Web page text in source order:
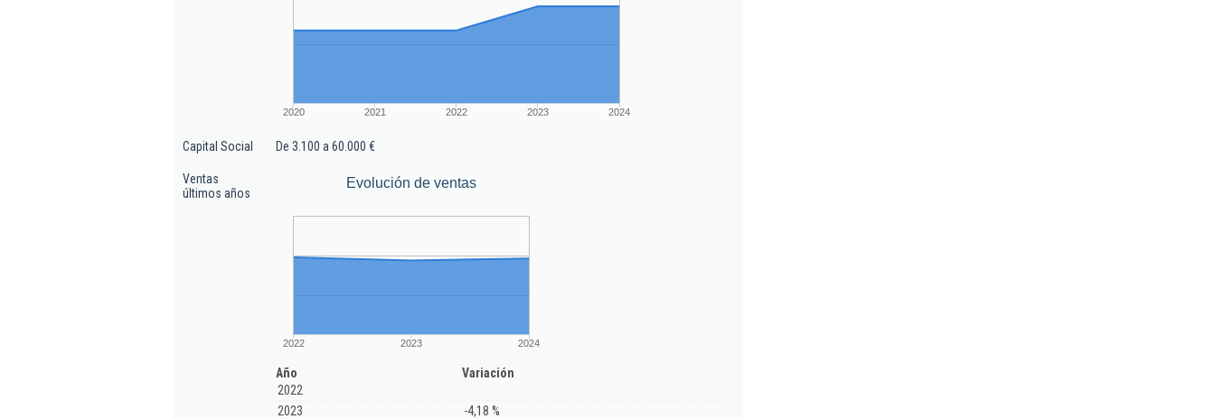
2020 2021 2022 2023 2024
Capital Social De 3.100 a 60.000 €
Ventas
últimos años
Evolución de ventas
2022 2023 2024
Año
Variación
2022
2023
-4,18 %